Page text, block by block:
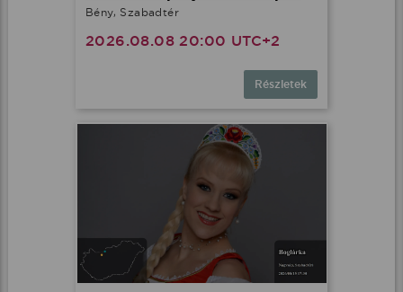
Bény, Szabadtér
2026.08.08 20:00 UTC+2
Részletek